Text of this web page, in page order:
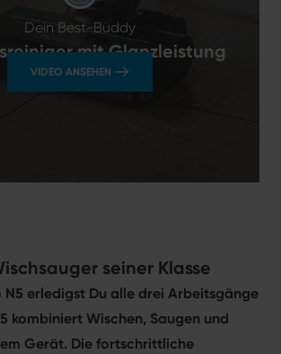
Dein Best-Buddy
mit Glanzleistung
hoogo N5
VIDEO ANSEHEN
seiner Klasse
erledigst Du alle drei Arbeitsgänge
kombiniert Wischen, Saugen und
Gerät. Die fortschrittliche